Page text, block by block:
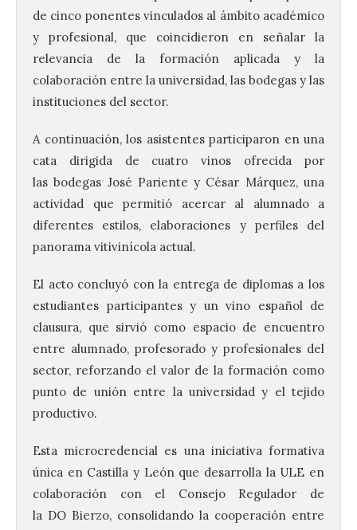
de cinco ponentes vinculados al ámbito académico
y profesional, que coincidieron en señalar la
relevancia de la formación aplicada y la
colaboración entre la universidad, las bodegas y las
instituciones del sector.
A continuación, los asistentes participaron en una
cata dirigida de cuatro vinos ofrecida por
las bodegas José Pariente y César Márquez, una
actividad que permitió acercar al alumnado a
diferentes estilos, elaboraciones y perfiles del
panorama vitivinícola actual.
El acto concluyó con la entrega de diplomas a los
estudiantes participantes y un vino español de
clausura, que sirvió como espacio de encuentro
entre alumnado, profesorado y profesionales del
sector, reforzando el valor de la formación como
punto de unión entre la universidad y el tejido
productivo.
Esta microcredencial es una iniciativa formativa
única en Castilla y León que desarrolla la ULE en
colaboración con el Consejo Regulador de
la DO Bierzo, consolidando la cooperación entre
Vuelve la tradicional Feria
Gradefes
7 Ago 2026